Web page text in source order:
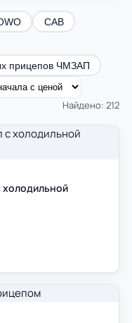
САВ
прицепов ЧМЗАП
Найдено: 212